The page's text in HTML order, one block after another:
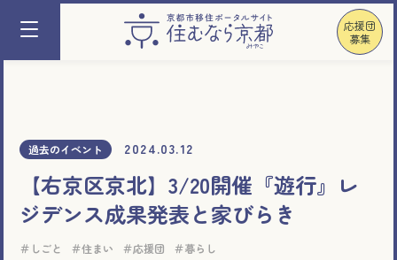
応援団
募集
過去のイベント 2024.03.12
【右京区京北】3/20開催『遊行』レ
ジデンス成果発表と家びらき
しごと 住まい 応援団 暮らし